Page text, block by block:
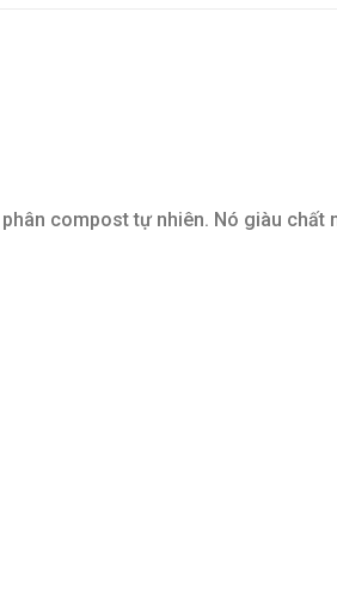
compost tự nhiên. Nó giàu chất